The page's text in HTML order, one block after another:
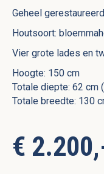
Geheel
Houtsoort:
Vier grote lades en
Hoogte: 150 cm
Totale diepte: 62 cm
Totale breedte: 130
€